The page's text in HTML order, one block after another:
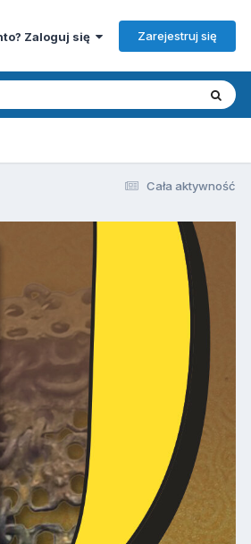
Zaloguj się Zarejestruj się
Cała aktywność